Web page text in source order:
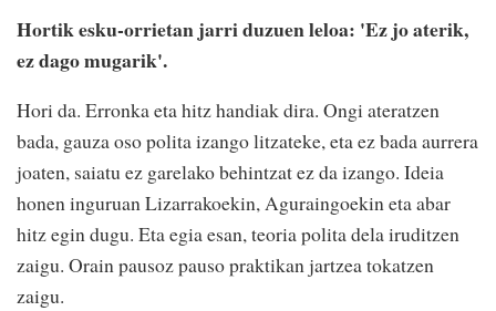
Hortik esku-orrietan jarri duzuen leloa: 'Ez jo aterik,
ez dago mugarik'.
Hori da. Erronka eta hitz handiak dira. Ongi ateratzen
bada, gauza oso polita izango litzateke, eta ez bada aurrera
joaten, saiatu ez garelako behintzat ez da izango. Ideia
honen inguruan Lizarrakoekin, Aguraingoekin eta abar
hitz egin dugu. Eta egia esan, teoria polita dela iruditzen
zaigu. Orain pausoz pauso praktikan jartzea tokatzen
zaigu.